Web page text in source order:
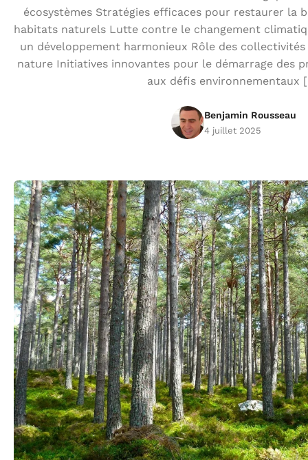
écosystèmes Stratégies efficaces pour restaurer la
habitats naturels Lutte contre le changement
un développement harmonieux Rôle des
nature Initiatives innovantes pour le démarrage des
aux défis environnementaux
Benjamin Rousseau
4 juillet 2025